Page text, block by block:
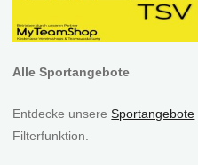
Alle Sportangebote
Entdecke unsereSportangebote
Filterfunktion.